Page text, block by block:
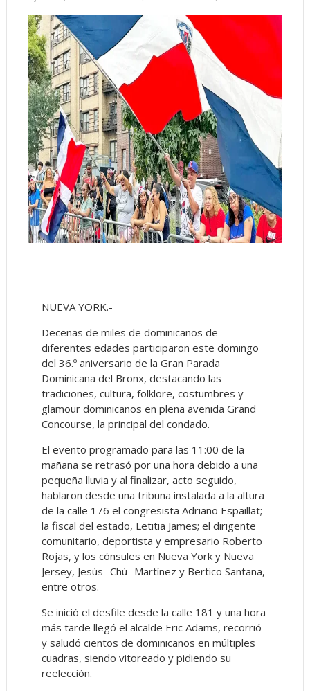
NUEVA YORK.-
Decenas de miles de dominicanos de
diferentes edades participaron este domingo
del 36.º aniversario de la Gran Parada
Dominicana del Bronx, destacando las
tradiciones, cultura, folklore, costumbres y
glamour dominicanos en plena avenida Grand
Concourse, la principal del condado.
El evento programado para las 11:00 de la
mañana se retrasó por una hora debido a una
pequeña lluvia y al finalizar, acto seguido,
hablaron desde una tribuna instalada a la altura
de la calle 176 el congresista Adriano Espaillat;
la fiscal del estado, Letitia James; el dirigente
comunitario, deportista y empresario Roberto
Rojas, y los cónsules en Nueva York y Nueva
Jersey, Jesús -Chú- Martínez y Bertico Santana,
entre otros.
Se inició el desfile desde la calle 181 y una hora
más tarde llegó el alcalde Eric Adams, recorrió
y saludó cientos de dominicanos en múltiples
cuadras, siendo vitoreado y pidiendo su
reelección.